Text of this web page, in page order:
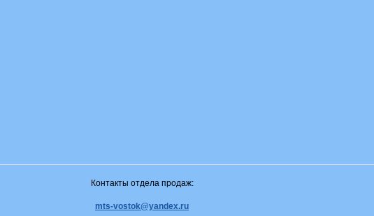
Контакты отдела продаж:
mts-vostok@yandex.ru